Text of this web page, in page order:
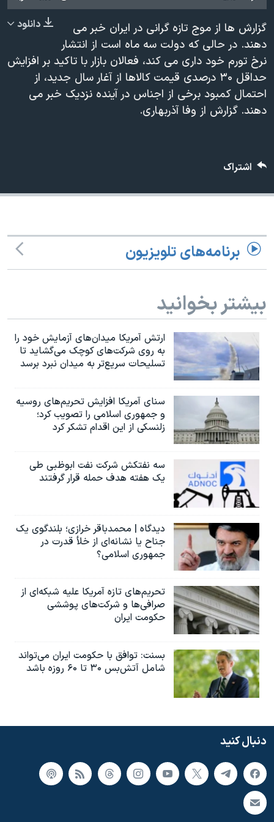
فرهنگ و زندگی
حقوق شهروندی
اقتصادی
علم و فناوری
اسرائیل در جنگ
مستندها
انتخابات ریاست جمهوری آمریکا ۲۰۲۴
حمله جمهوری اسلامی به اسرائیل
رمز مهسا
ورزش زنان در ایران
تریبونال مردمی آبان ۹۸
اعتراضات مردمی آبان ۹۸
نرگس محمدی برنده جایزه نوبل صلح
همایش محافظه‌کاران آمریکا «سی‌پک»
صفحه‌های ویژه
سفر پرزیدنت ترامپ به چین
دنبال کنید
زبانهای مختلف
دانلود
گزارش ها از موج تازه گرانی در ایران خبر می
دهند. در حالی که دولت سه ماه است از انتشار
نرخ تورم خود داری می کند، فعالان بازار با تاکید بر افزایش
حداقل ۳۰ درصدی قیمت کالاها از آغار سال جدید، از
احتمال کمبود برخی از اجناس در آینده نزدیک خبر می
دهند. گزارش از وفا آذربهاری.
اشتراک
برنامه‌های تلویزیون
بیشتر بخوانید
ارتش آمریکا میدان‌های آزمایش خود را
به روی شرکت‌های کوچک می‌گشاید تا
تسلیحات سریع‌تر به میدان نبرد برسد
سنای آمریکا افزایش تحریم‌های روسیه
و جمهوری اسلامی را تصویب کرد؛
زلنسکی از این اقدام تشکر کرد
سه نفتکش شرکت نفت ابوظبی طی
یک هفته هدف حمله قرار گرفتند
دیدگاه | محمدباقر خرازی؛ بلندگوی یک
جناح یا نشانه‌ای از خلأ قدرت در
جمهوری اسلامی؟
تحریم‌های تازه آمریکا علیه شبکه‌ای از
صرافی‌ها و شرکت‌های پوششی
حکومت ایران
بسنت: توافق با حکومت ایران می‌تواند
شامل آتش‌بس ۳۰ تا ۶۰ روزه باشد
دنبال کنید